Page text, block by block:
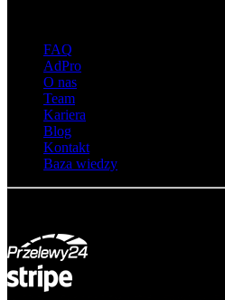
FAQ
AdPro
O nas
Team
Kariera
Blog
Kontakt
Baza wiedzy